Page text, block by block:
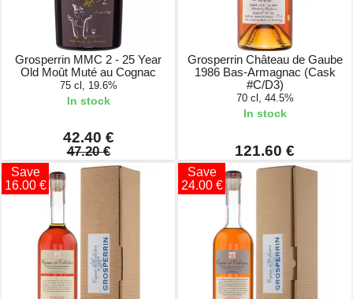
Grosperrin MMC 2 - 25 Year
Old Moût Muté au Cognac
75 cl, 19.6%
In stock
42.40 €
47.20 €
Grosperrin Château de Gaube
1986 Bas-Armagnac (Cask
#C/D3)
70 cl, 44.5%
In stock
121.60 €
Save
16.00 €
Save
24.00 €